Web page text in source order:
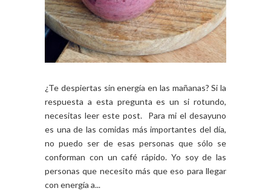
¿Te despiertas sin energía en las mañanas? Si la
respuesta a esta pregunta es un si rotundo,
necesitas leer este post. Para mi el desayuno
es una de las comidas más importantes del día,
no puedo ser de esas personas que sólo se
conforman con un café rápido. Yo soy de las
personas que necesito más que eso para llegar
con energía a...